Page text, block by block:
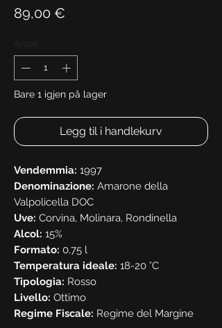
89,00 €
Bare 1 igjen på lager
Legg til i handlekurv
Vendemmia: 1997
Denominazione: Amarone della
Valpolicella DOC
Uve: Corvina, Molinara, Rondinella
Alcol: 15%
Formato: 0,75 l
Temperatura ideale: 18-20 °C
Tipologia: Rosso
Livello: Ottimo
Regime Fiscale: Regime del Margine